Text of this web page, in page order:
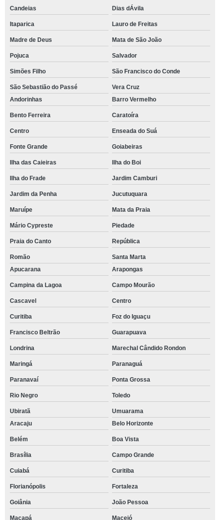
Candeias Dias dÁvila
Itaparica Lauro de Freitas
Madre de Deus Mata de São João
Pojuca Salvador
Simões Filho São Francisco do Conde
São Sebastião do Passé
Vera Cruz
Andorinhas
Barro Vermelho
Bento Ferreira Caratoíra
Centro Enseada do Suá
Fonte Grande Goiabeiras
Ilha das Caieiras Ilha do Boi
Ilha do Frade Jardim Camburi
Jardim da Penha Jucutuquara
Maruípe Mata da Praia
Mário Cypreste Piedade
Praia do Canto República
Romão
Santa Marta
Apucarana
Arapongas
Campina da Lagoa Campo Mourão
Cascavel Centro
Curitiba Foz do Iguaçu
Francisco Beltrão Guarapuava
Londrina Marechal Cândido Rondon
Maringá Paranaguá
Paranavaí Ponta Grossa
Rio Negro Toledo
Ubiratã
Umuarama
Aracaju
Belo Horizonte
Belém Boa Vista
Brasília Campo Grande
Cuiabá Curitiba
Florianópolis Fortaleza
Goiânia João Pessoa
Macapá Maceió